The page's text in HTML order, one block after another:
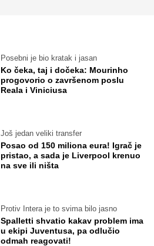
Posebni je bio kratak i jasan
Ko čeka, taj i dočeka: Mourinho
progovorio o završenom poslu
Reala i Viniciusa
Još jedan veliki transfer
Posao od 150 miliona eura! Igrač je
pristao, a sada je Liverpool krenuo
na sve ili ništa
Protiv Intera je to svima bilo jasno
Spalletti shvatio kakav problem ima
u ekipi Juventusa, pa odlučio
odmah reagovati!